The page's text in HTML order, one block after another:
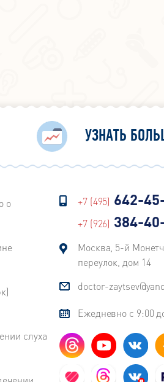
УЗНАТЬ
о
слуха
+7 (495) 642-
+7 (926) 384-
Москва, 5-й
переулок, дом 14
doctor-
Ежедневно с 9:00